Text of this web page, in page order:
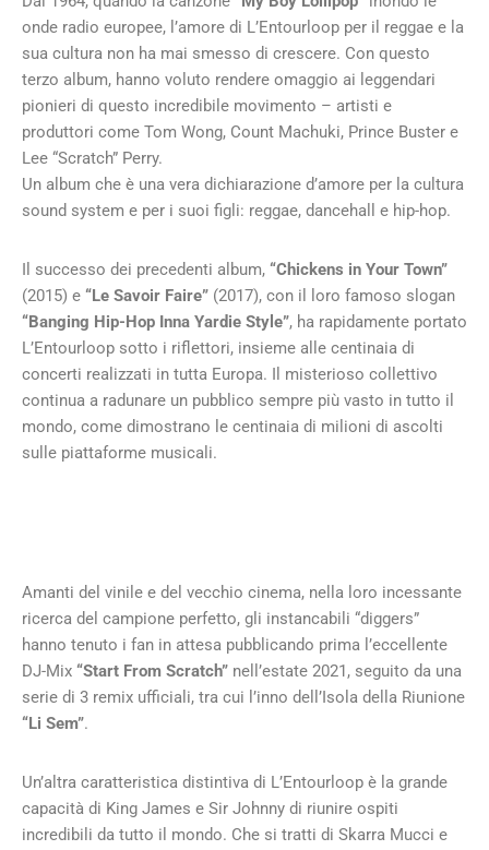
onde radio europee, l’amore di L’Entourloop per il reggae e la
sua cultura non ha mai smesso di crescere. Con questo
terzo album, hanno voluto rendere omaggio ai leggendari
pionieri di questo incredibile movimento – artisti e
produttori come Tom Wong, Count Machuki, Prince Buster e
Lee “Scratch” Perry.
Un album che è una vera dichiarazione d’amore per la cultura
sound system e per i suoi figli: reggae, dancehall e hip-hop.
Il successo dei precedenti album, “Chickens in Your Town”
(2015) e “Le Savoir Faire” (2017), con il loro famoso slogan
“Banging Hip-Hop Inna Yardie Style”, ha rapidamente portato
L’Entourloop sotto i riflettori, insieme alle centinaia di
concerti realizzati in tutta Europa. Il misterioso collettivo
continua a radunare un pubblico sempre più vasto in tutto il
mondo, come dimostrano le centinaia di milioni di ascolti
sulle piattaforme musicali.
Amanti del vinile e del vecchio cinema, nella loro incessante
ricerca del campione perfetto, gli instancabili “diggers”
hanno tenuto i fan in attesa pubblicando prima l’eccellente
DJ-Mix “Start From Scratch” nell’estate 2021, seguito da una
serie di 3 remix ufficiali, tra cui l’inno dell’Isola della Riunione
“Li Sem”.
Un’altra caratteristica distintiva di L’Entourloop è la grande
capacità di King James e Sir Johnny di riunire ospiti
incredibili da tutto il mondo. Che si tratti di Skarra Mucci e